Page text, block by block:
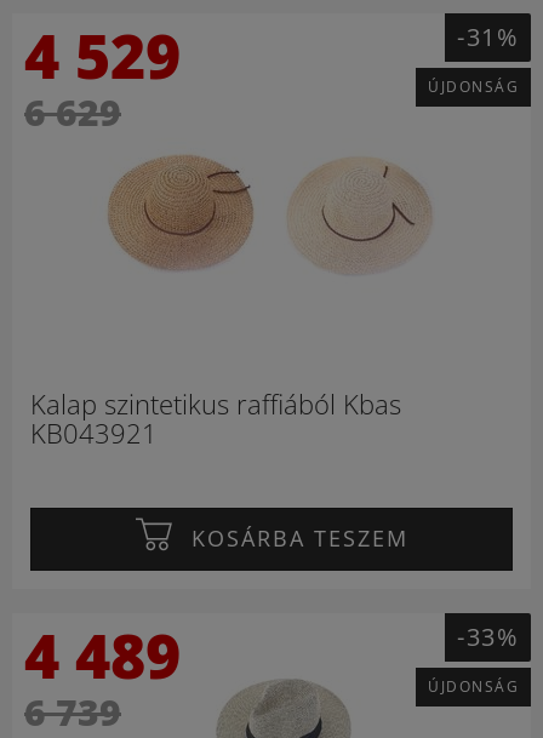
4 529
6 629
-31%
ÚJDONSÁG
Kalap szintetikus raffiából Kbas
KB043921
KOSÁRBA TESZEM
4 489
6 739
-33%
ÚJDONSÁG